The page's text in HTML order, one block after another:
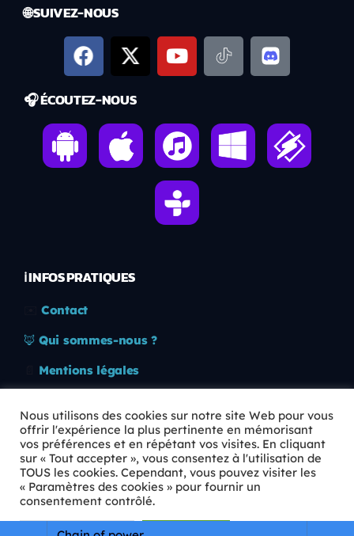
🌐 SUIVEZ-NOUS
🎧 ÉCOUTEZ-NOUS
ℹ️ INFOS PRATIQUES
Contact
🦊 Qui sommes-nous ?
Mentions légales
🛡️ RGPD
Copyright © 2026 Animkids. Tous droits réservés.
Nous utilisons des cookies sur notre site Web pour vous
offrir l'expérience la plus pertinente en mémorisant
vos préférences et en répétant vos visites. En cliquant
sur « Tout accepter », vous consentez à l'utilisation de
TOUS les cookies. Cependant, vous pouvez visiter les
« Paramètres des cookies » pour fournir un
consentement contrôlé.
Paramètres Cookie